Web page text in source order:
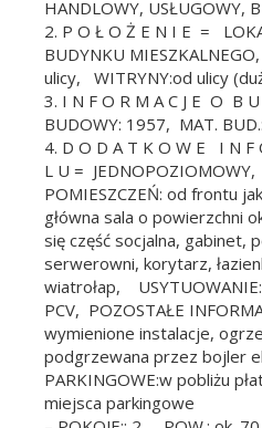
HANDLOWY, USŁUGOWY,
2. P O Ł O Ż E N I E =
BUDYNKU
ulicy, WITRYNY:od ulicy
3. I N F O R M A C J E O B
BUDOWY: 1957, MAT.
4. D O D A T K O W E I N F
L U = JEDNOPOZIOMOWY,
POMIESZCZEŃ: od frontu
główna sala o powierzchni
się część socjalna, gabinet,
serwerowni, korytarz,
wiatrołap,
PCV, POZOSTAŁE
wymienione instalacje,
podgrzewana przez bojler
PARKINGOWE:w pobliżu
miejsca parkingowe